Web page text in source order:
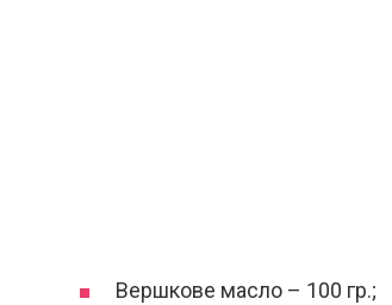
Вершкове масло – 100 гр.;